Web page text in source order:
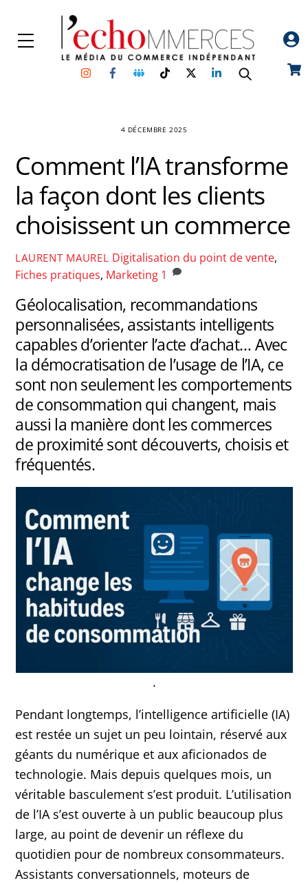
content
Menu
InstagramFacebookGroupe
Facebook
TikTokTwitterLinkedin
4 DÉCEMBRE 2025
Comment l’IA transforme
la façon dont les clients
choisissent un commerce
LAURENT MAUREL Digitalisation du point de vente,
Fiches pratiques, Marketing 1
Géolocalisation, recommandations
personnalisées, assistants intelligents
capables d’orienter l’acte d’achat… Avec
la démocratisation de l’usage de l’IA, ce
sont non seulement les comportements
de consommation qui changent, mais
aussi la manière dont les commerces
de proximité sont découverts, choisis et
fréquentés.
.
Pendant longtemps, l’intelligence artificielle (IA)
est restée un sujet un peu lointain, réservé aux
géants du numérique et aux aficionados de
technologie. Mais depuis quelques mois, un
véritable basculement s’est produit. L’utilisation
de l’IA s’est ouverte à un public beaucoup plus
large, au point de devenir un réflexe du
quotidien pour de nombreux consommateurs.
Assistants conversationnels, moteurs de